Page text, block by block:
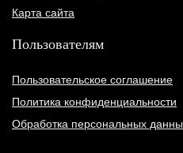
Карта сайта
Пользователям
Пользовательское соглашение
Политика конфиденциальности
Обработка персональных